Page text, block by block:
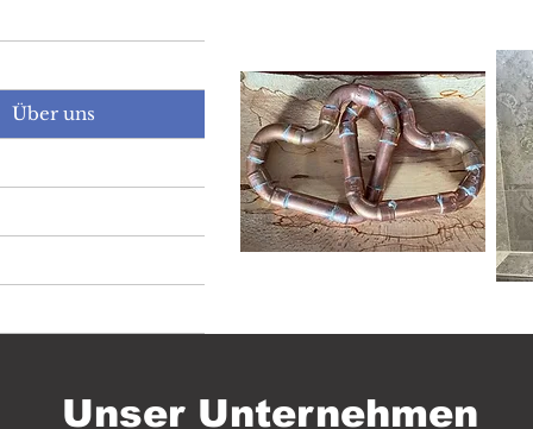
Über uns
Unser Unternehmen